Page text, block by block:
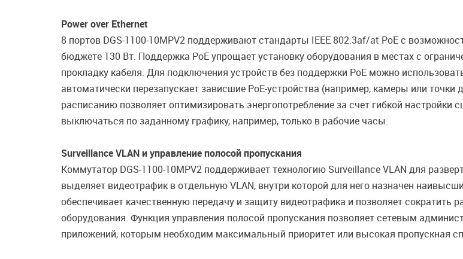
Power over Ethernet
8 портов DGS-1100-10MPV2 поддерживают стандарты IEEE 802.3af/at PoE c
бюджете 130 Вт. Поддержка PoE упрощает установку оборудования в местах с
прокладку кабеля. Для подключения устройств без поддержки PoE можно
автоматически перезапускает зависшие PoE-устройства (например, камеры или точки
расписанию позволяет оптимизировать энергопотребление за счет гибкой
выключаться по заданному графику, например, только в рабочие часы.
Surveillance VLAN и управление полосой пропускания
Коммутатор DGS-1100-10MPV2 поддерживает технологию Surveillance VLAN для
выделяет видеотрафик в отдельную VLAN, внутри которой для него назначен
обеспечивает качественную передачу и защиту видеотрафика и позволяет сократить
оборудования. Функция управления полосой пропускания позволяет сетевым
приложений, которым необходим максимальный приоритет или высокая пропускная